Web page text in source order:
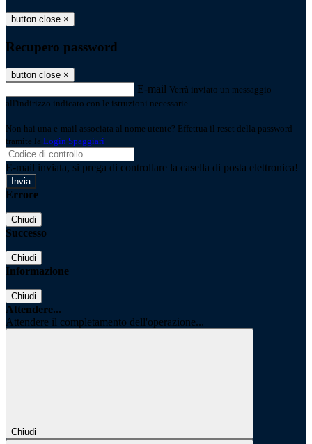
button close ×
Recupero password
button close ×
E-mail Verrà inviato un messaggio
all'indirizzo indicato con le istruzioni necessarie.
Non hai una e-mail associata al nome utente? Effettua il reset della password
tramite la Login Spaggiari
E-mail inviata, si prega di controllare la casella di posta elettronica!
Errore
Chiudi
Successo
Chiudi
Informazione
Chiudi
Attendere...
Attendere il completamento dell'operazione...
Chiudi